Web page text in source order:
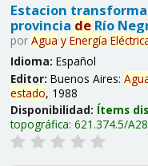
Estacion
provincia deRío
por Agua y Energía
Idioma: Español
Editor: Buenos Aires:
estado, 1988
Disponibilidad: Ítems
topográfica: 621.374.5/